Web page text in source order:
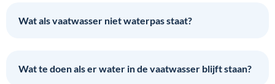
Wat als vaatwasser niet waterpas staat?
Wat te doen als er water in de vaatwasser blijft staan?